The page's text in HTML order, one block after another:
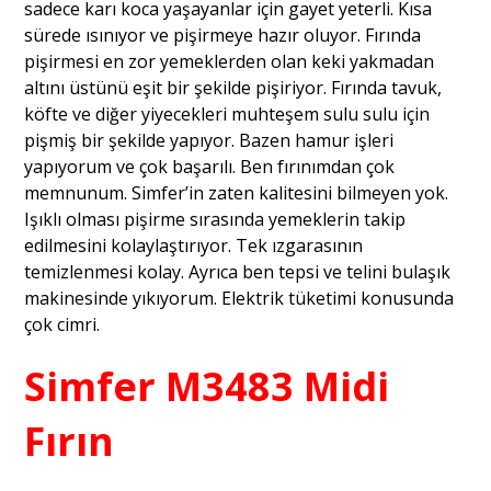
sadece karı koca yaşayanlar için gayet yeterli. Kısa
sürede ısınıyor ve pişirmeye hazır oluyor. Fırında
pişirmesi en zor yemeklerden olan keki yakmadan
altını üstünü eşit bir şekilde pişiriyor. Fırında tavuk,
köfte ve diğer yiyecekleri muhteşem sulu sulu için
pişmiş bir şekilde yapıyor. Bazen hamur işleri
yapıyorum ve çok başarılı. Ben fırınımdan çok
memnunum. Simfer’in zaten kalitesini bilmeyen yok.
Işıklı olması pişirme sırasında yemeklerin takip
edilmesini kolaylaştırıyor. Tek ızgarasının
temizlenmesi kolay. Ayrıca ben tepsi ve telini bulaşık
makinesinde yıkıyorum. Elektrik tüketimi konusunda
çok cimri.
Simfer M3483 Midi
Fırın